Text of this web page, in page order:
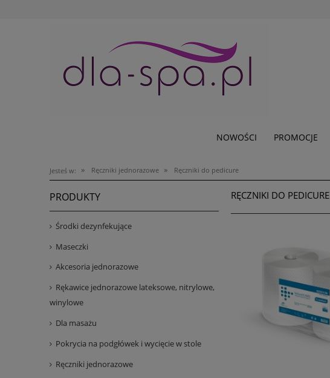
NOWOŚCI PROMOCJE
Jesteś w: » Ręczniki jednorazowe » Ręczniki do pedicure
PRODUKTY
Środki dezynfekujące
Maseczki
Akcesoria jednorazowe
Rękawice jednorazowe lateksowe, nitrylowe,
winylowe
Dla masażu
Pokrycia na podgłówek i wycięcie w stole
Ręczniki jednorazowe
RĘCZNIKI DO PEDICURE